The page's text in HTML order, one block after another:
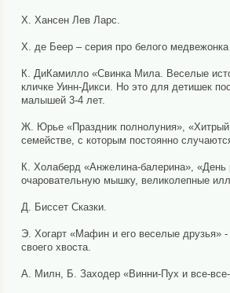
Х. Хансен Лев Ларс.
Х. де Беер – серия про белого
К. ДиКамилло «Свинка Мила. Веселые
кличке Уинн-Дикси. Но это для детишек
малышей 3-4 лет.
Ж. Юрье «Праздник полнолуния», «Хитрый
семействе, с которым постоянно
К. Холаберд «Анжелина-балерина»,
очаровательную мышку, великолепные
Д. Биссет Сказки.
Э. Хогарт «Мафин и его веселые друзья»
своего хвоста.
А. Милн, Б. Заходер «Винни-Пух и все-все-